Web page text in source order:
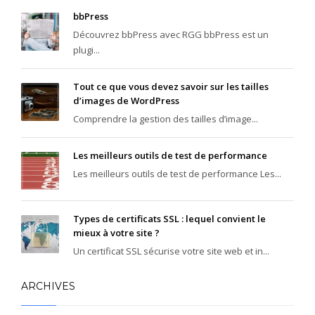
bbPress
Découvrez bbPress avec RGG bbPress est un
plugi...
Tout ce que vous devez savoir sur les tailles
d’images de WordPress
Comprendre la gestion des tailles d’image...
Les meilleurs outils de test de performance
Les meilleurs outils de test de performance Les...
Types de certificats SSL : lequel convient le
mieux à votre site ?
Un certificat SSL sécurise votre site web et in...
ARCHIVES